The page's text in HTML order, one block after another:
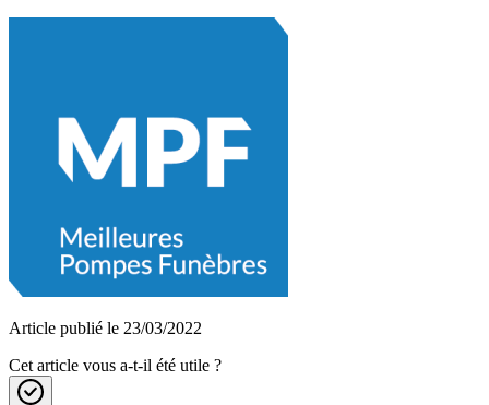
Article publié le 23/03/2022
Cet article vous a-t-il été utile ?